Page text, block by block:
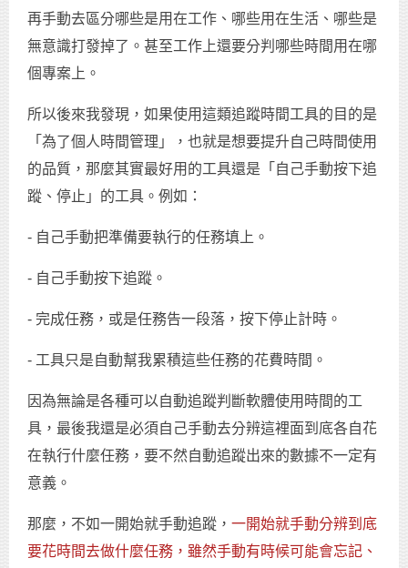
再手動去區分哪些是用在工作、哪些用在生活、哪些是
無意識打發掉了。甚至工作上還要分判哪些時間用在哪
個專案上。
所以後來我發現，如果使用這類追蹤時間工具的目的是
「為了個人時間管理」，也就是想要提升自己時間使用
的品質，那麼其實最好用的工具還是「自己手動按下追
蹤、停止」的工具。例如：
- 自己手動把準備要執行的任務填上。
- 自己手動按下追蹤。
- 完成任務，或是任務告一段落，按下停止計時。
- 工具只是自動幫我累積這些任務的花費時間。
因為無論是各種可以自動追蹤判斷軟體使用時間的工
具，最後我還是必須自己手動去分辨這裡面到底各自花
在執行什麼任務，要不然自動追蹤出來的數據不一定有
意義。
那麼，不如一開始就手動追蹤， 一開始就手動分辨到底
要花時間去做什麼任務，雖然手動有時候可能會忘記、